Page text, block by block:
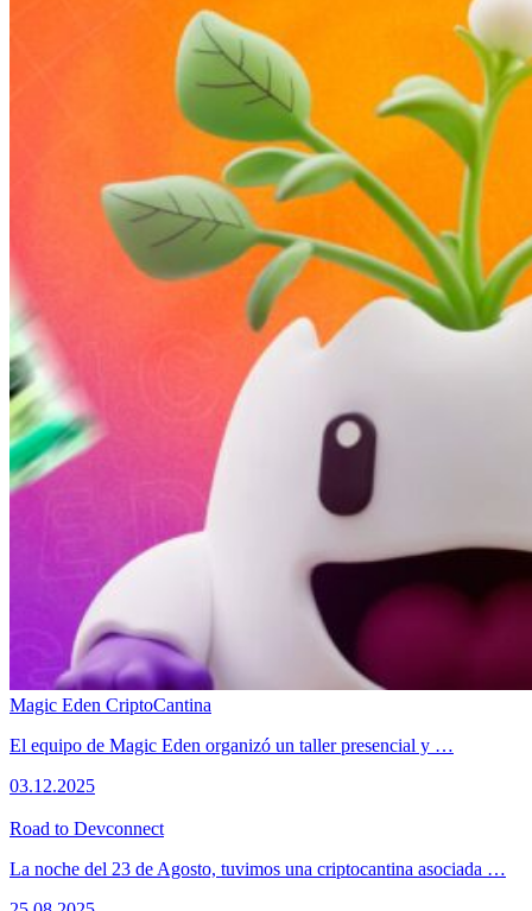
Magic Eden CriptoCantina
El equipo de Magic Eden organizó un taller presencial y …
03.12.2025
Road to Devconnect
La noche del 23 de Agosto, tuvimos una criptocantina asociada …